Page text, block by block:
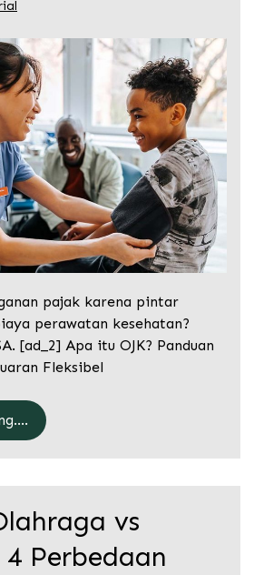
pajak karena pintar
perawatan kesehatan?
[ad_2] Apa itu OJK? Panduan
Fleksibel
vs
Perbedaan